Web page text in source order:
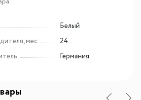
Белый
мес
24
Германия